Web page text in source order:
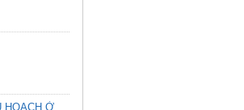
HOẠCH Ở